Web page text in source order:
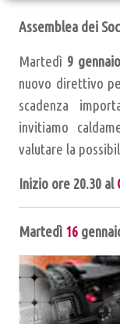
Assemblea dei
Martedì 9 gennaio
nuovo direttivo
scadenza
invitiamo
valutare la
Inizio ore 20.30 al
Martedì 16